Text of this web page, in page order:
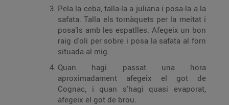
Pela la ceba, talla-la a juliana i posa-la a la
safata. Talla els tomàquets per la meitat i
posa’ls amb les espatlles. Afegeix un bon
raig d'oli per sobre i posa la safata al forn
situada al mig.
Quan hagi passat una hora
aproximadament afegeix el got de
Cognac, i quan s'hagi quasi evaporat,
afegeix el got de brou.